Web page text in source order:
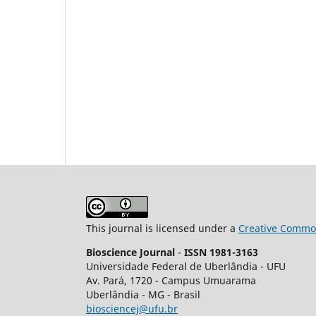
This journal is licensed under a Creative
Bioscience Journal - ISSN 1981-3163
Universidade Federal de Uberlândia - UFU
Av. Pará, 1720 - Campus Umuarama
Uberlândia - MG - Brasil
biosciencej@ufu.br